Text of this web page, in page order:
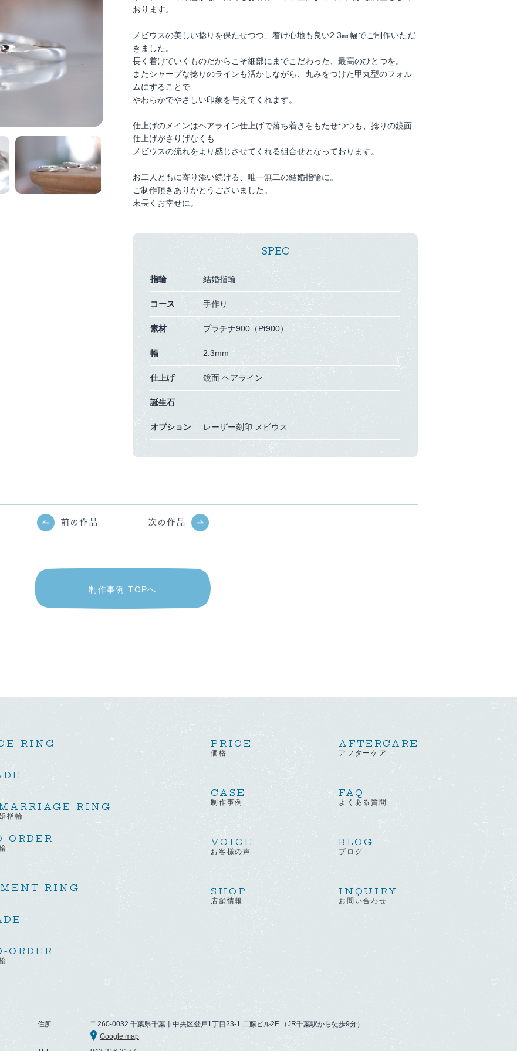
おります。
メビウスの美しい捻りを保たせつつ、着け心地も良い2.3㎜幅でご制作いただ
きました。
長く着けていくものだからこそ細部にまでこだわった、最高のひとつを。
またシャープな捻りのラインも活かしながら、丸みをつけた甲丸型のフォル
ムにすることで
やわらかでやさしい印象を与えてくれます。
仕上げのメインはヘアライン仕上げで落ち着きをもたせつつも、捻りの鏡面
仕上げがさりげなくも
メビウスの流れをより感じさせてくれる組合せとなっております。
お二人ともに寄り添い続ける、唯一無二の結婚指輪に。
ご制作頂きありがとうございました。
末長くお幸せに。
SPEC
指輪 結婚指輪
コース 手作り
素材 プラチナ900（Pt900）
幅 2.3mm
仕上げ 鏡面 ヘアライン
誕生石
オプション レーザー刻印 メビウス
前の作品 次の作品
制作事例 TOPへ
RING
RING
指輪
ORDER
RING
ORDER
PRICE
価格
CASE
制作事例
VOICE
お客様の声
SHOP
店舗情報
AFTERCARE
アフターケア
FAQ
よくある質問
BLOG
ブログ
INQUIRY
お問い合わせ
住所 〒260-0032 千葉県千葉市中央区登戸1丁目23-1 二藤ビル2F （JR千葉駅から徒歩9分）
Google map